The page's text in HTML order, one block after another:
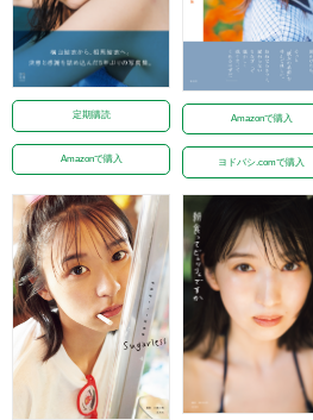
定期購読
Amazonで購入
Amazonで購入
ヨドバシ.comで購入